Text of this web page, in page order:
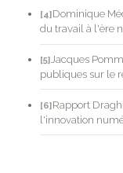
[4]Dominique
du travail à l'ère
[5]Jacques
publiques sur le
[6]Rapport
l'innovation